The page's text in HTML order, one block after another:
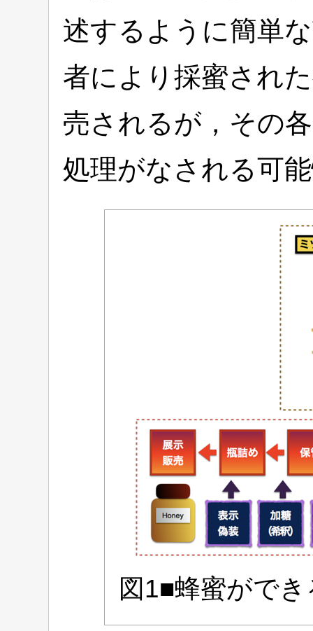
述するように簡単
者により採蜜され
売されるが，その
処理がなされる可
図1■蜂蜜がで